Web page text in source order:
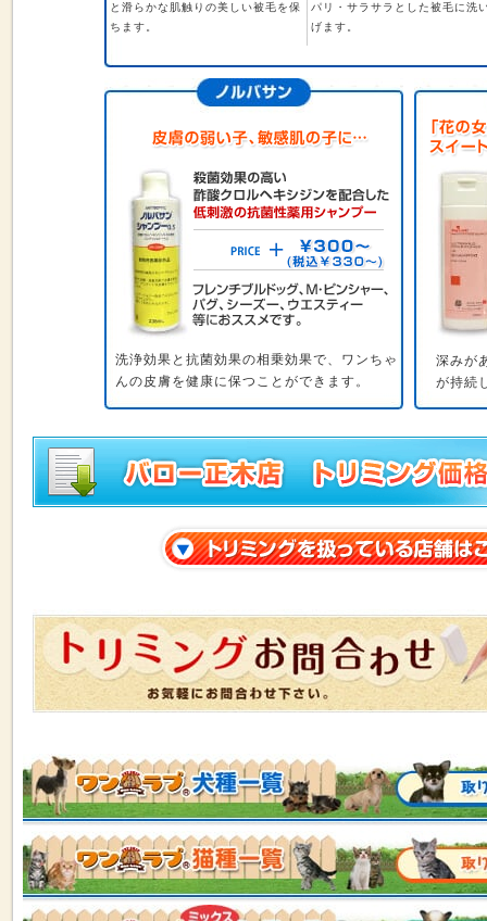
と滑らかな肌触りの美しい被毛を保
ちます。
パリ・サラサラとした被毛に洗
げます。
洗浄効果と抗菌効果の相乗効果で、ワンちゃ
んの皮膚を健康に保つことができます。
深みが
が持続